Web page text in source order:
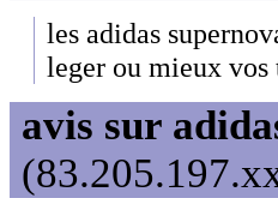
les adidas
leger ou mieux vos
avis sur